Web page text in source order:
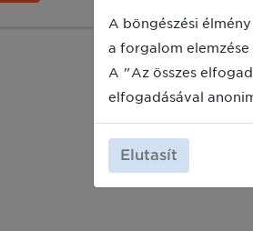
A böngészési
a forgalom
A "Az összes
elfogadásával
Elutasít